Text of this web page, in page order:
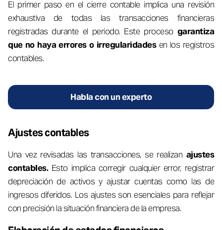
El primer paso en el cierre contable implica una revisión
exhaustiva de todas las transacciones financieras
registradas durante el periodo. Este proceso garantiza
que no haya errores o irregularidadesen los registros
contables.
Habla con un experto
Ajustes contables
Una vez revisadas las transacciones, se realizan ajustes
contables.Esto implica corregir cualquier error, registrar
depreciación de activos y ajustar cuentas como las de
ingresos diferidos. Los ajustes son esenciales para reflejar
con precisión la situación financiera de la empresa.